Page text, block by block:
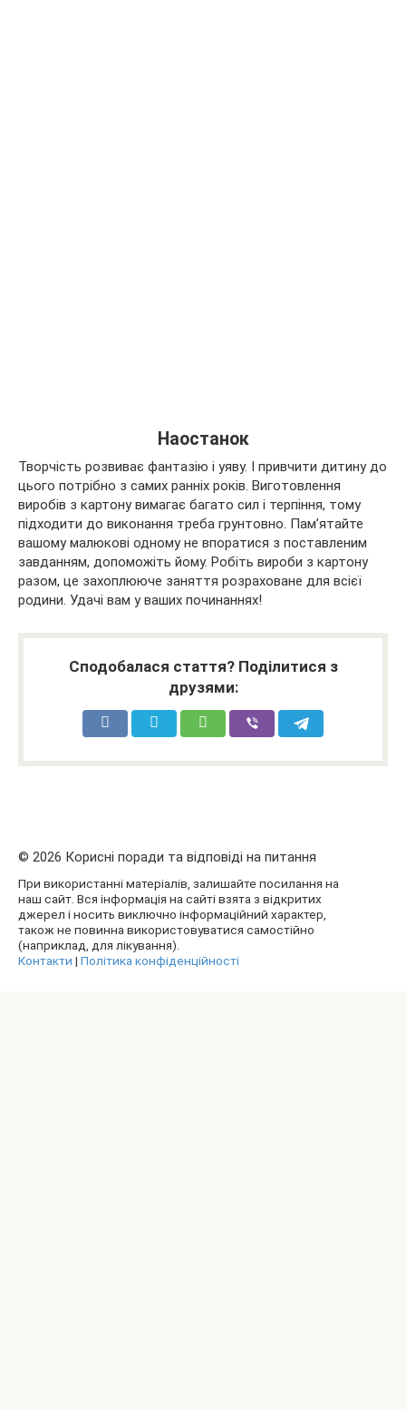
Наостанок
Творчість розвиває фантазію і уяву. І привчити дитину до
цього потрібно з самих ранніх років. Виготовлення
виробів з картону вимагає багато сил і терпіння, тому
підходити до виконання треба грунтовно. Пам’ятайте
вашому малюкові одному не впоратися з поставленим
завданням, допоможіть йому. Робіть вироби з картону
разом, це захоплююче заняття розраховане для всієї
родини. Удачі вам у ваших починаннях!
Сподобалася стаття? Поділитися з
друзями:
© 2026 Корисні поради та відповіді на питання
При використанні матеріалів, залишайте посилання на
наш сайт. Вся інформація на сайті взята з відкритих
джерел і носить виключно інформаційний характер,
також не повинна використовуватися самостійно
(наприклад, для лікування).
Контакти | Політика конфіденційності